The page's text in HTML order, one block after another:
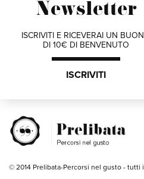
Newsletter
ISCRIVITI E RICEVERAI UN
DI 10€ DI BENVENUTO
ISCRIVITI
© 2014 Prelibata-Percorsi nel gusto - tutti